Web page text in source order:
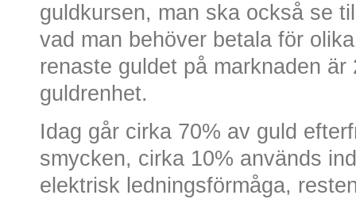
guldkursen, man ska också se
vad man behöver betala för
renaste guldet på marknaden
guldrenhet.
Idag går cirka 70% av guld
smycken, cirka 10% används
elektrisk ledningsförmåga,